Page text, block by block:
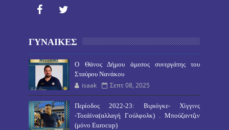
ΓΥΝΑΙΚΕΣ
O Θάνος Δήμου άμεσος συνεργάτης του
Σταύρου Νανάκου
isaak Σεπτ 08, 2025
Περίοδος 2022-23: Βιριόγκε- Χίγγινς
-Τοεάϊνα(αλλαγή Γούλφολκ) . Μπούζαντζιν
(μόνο Eurocup)